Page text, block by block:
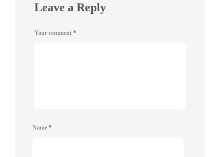
Leave a Reply
Your comment *
Name *